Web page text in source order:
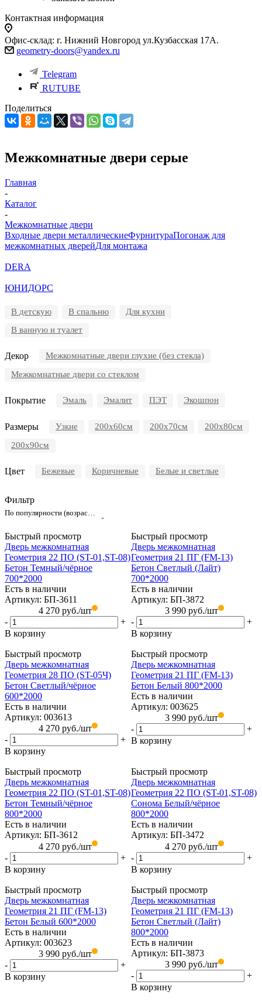
Контактная информация
Офис-склад: г. Нижний Новгород ул.Кузбасская 17А.
geometry-doors@yandex.ru
Telegram
RUTUBE
Поделиться
Межкомнатные двери серые
Главная
-
Каталог
-
Межкомнатные двери
Входные двери металлическиеФурнитураПогонаж для
межкомнатных дверейДля монтажа
DERA
ЮНИДОРС
В детскую В спальню
Для кухни
В ванную и туалет
Декор
Межкомнатные двери глухие (без стекла)
Межкомнатные двери со стеклом
Покрытие Эмаль Эмалит ПЭТ Экошпон
Размеры Узкие 200x60см 200x70см
200х80см
200х90см
Цвет Бежевые Коричневые Белые и светлые
Фильтр
Быстрый просмотр
Дверь межкомнатная
Геометрия 22 ПО (ST-01,ST-08)
Бетон Темный/чёрное
700*2000
Есть в наличии
Артикул: БП-3611
4 270руб./шт
-
+
В корзину
Быстрый просмотр
Дверь межкомнатная
Геометрия 21 ПГ (FM-13)
Бетон Светлый (Лайт)
700*2000
Есть в наличии
Артикул: БП-3872
3 990руб./шт
-
+
В корзину
Быстрый просмотр
Дверь межкомнатная
Геометрия 28 ПО (ST-05Ч)
Бетон Светлый/чёрное
600*2000
Есть в наличии
Артикул: 003613
4 270руб./шт
-
+
В корзину
Быстрый просмотр
Дверь межкомнатная
Геометрия 21 ПГ (FM-13)
Бетон Белый 800*2000
Есть в наличии
Артикул: 003625
3 990руб./шт
-
+
В корзину
Быстрый просмотр
Дверь межкомнатная
Геометрия 22 ПО (ST-01,ST-08)
Бетон Темный/чёрное
800*2000
Есть в наличии
Артикул: БП-3612
4 270руб./шт
-
+
В корзину
Быстрый просмотр
Дверь межкомнатная
Геометрия 22 ПО (ST-01,ST-08)
Сонома Белый/чёрное
800*2000
Есть в наличии
Артикул: БП-3472
4 270руб./шт
-
+
В корзину
Быстрый просмотр
Дверь межкомнатная
Геометрия 21 ПГ (FM-13)
Бетон Белый 600*2000
Есть в наличии
Артикул: 003623
3 990руб./шт
-
+
В корзину
Быстрый просмотр
Дверь межкомнатная
Геометрия 21 ПГ (FM-13)
Бетон Светлый (Лайт)
800*2000
Есть в наличии
Артикул: БП-3873
3 990руб./шт
-
+
В корзину